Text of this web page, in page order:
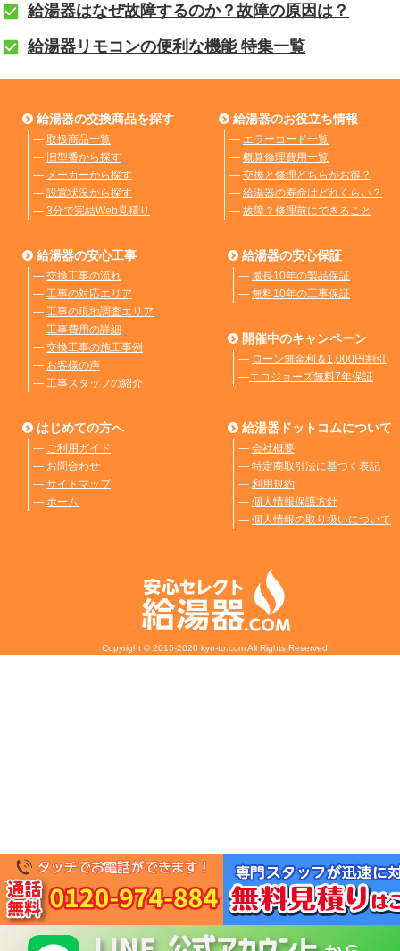
給湯器はなぜ故障するのか？故障の原因は？
給湯器リモコンの便利な機能 特集一覧
給湯器の交換商品を探す
― 取扱商品一覧
― 旧型番から探す
― メーカーから探す
― 設置状況から探す
― 3分で完結Web見積り
給湯器のお役立ち情報
― エラーコード一覧
― 概算修理費用一覧
― 交換と修理どちらがお得？
― 給湯器の寿命はどれくらい？
― 故障？修理前にできること
給湯器の安心工事
― 交換工事の流れ
― 工事の対応エリア
― 工事の現地調査エリア
― 工事費用の詳細
― 交換工事の施工事例
― お客様の声
― 工事スタッフの紹介
給湯器の安心保証
― 最長10年の製品保証
― 無料10年の工事保証
開催中のキャンペーン
― ローン無金利＆1,000円割引
―エコジョーズ無料7年保証
はじめての方へ
― ご利用ガイド
― お問合わせ
― サイトマップ
― ホーム
給湯器ドットコムについて
― 会社概要
― 特定商取引法に基づく表記
― 利用規約
― 個人情報保護方針
― 個人情報の取り扱いについて
Copyright © 2015-2020 kyu-to.com All Rights Reserved.